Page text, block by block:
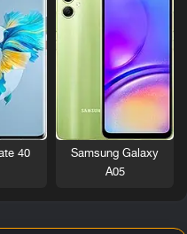
Samsung Galaxy
A05
40